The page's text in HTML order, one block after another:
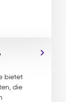
bietet
die